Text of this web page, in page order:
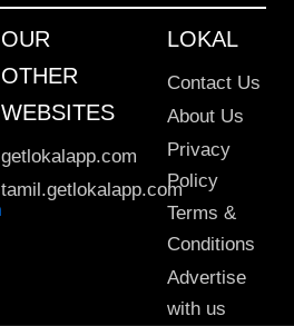
OUR
OTHER
WEBSITES
getlokalapp.com
tamil.getlokalapp.com
LOKAL
Contact Us
About Us
Privacy
Policy
Terms &
Conditions
Advertise
with us